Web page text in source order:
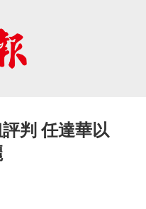
判 任達華以